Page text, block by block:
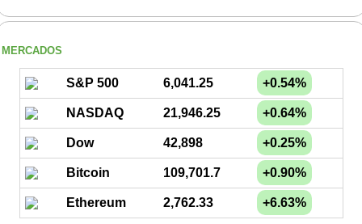
MERCADOS
S&P 500 6,041.25 +0.54%
NASDAQ 21,946.25 +0.64%
Dow 42,898 +0.25%
Bitcoin 109,701.7 +0.90%
Ethereum 2,762.33 +6.63%